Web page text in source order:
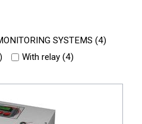
SYSTEMS (4)
) With relay (4)